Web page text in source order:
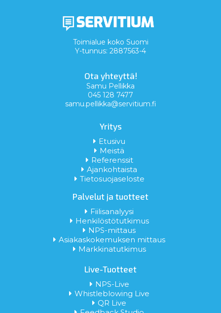
Toimialue koko Suomi
Y-tunnus: 2887563-4
Ota yhteyttä!
Samu Pellikka
045 128 7477
samu.pellikka@servitium.fi
Yritys
Etusivu
Meistä
Referenssit
Ajankohtaista
Tietosuojaseloste
Palvelut ja tuotteet
Fiilisanalyysi
Henkilöstötutkimus
NPS-mittaus
Asiakaskokemuksen mittaus
Markkinatutkimus
Live-Tuotteet
NPS-Live
Whistleblowing Live
QR Live